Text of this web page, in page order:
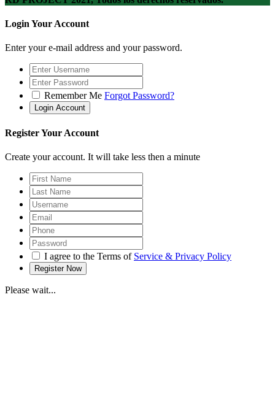
Login Your Account
Enter your e-mail address and your password.
Remember Me Forgot Password?
Register Your Account
Create your account. It will take less then a minute
I agree to the Terms of Service & Privacy Policy
Please wait...